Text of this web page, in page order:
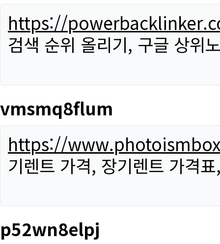
https://
검색 순위 올리기, 구글 상위
vmsmq8flum
https://
기렌트 가격, 장기렌트 가격
p52wn8elpj